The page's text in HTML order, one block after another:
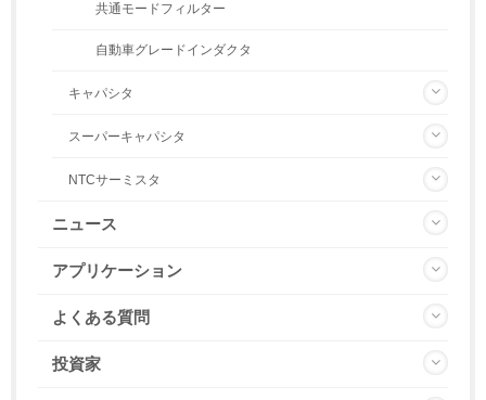
共通モードフィルター
自動車グレードインダクタ
キャパシタ
スーパーキャパシタ
NTCサーミスタ
ニュース
アプリケーション
よくある質問
投資家